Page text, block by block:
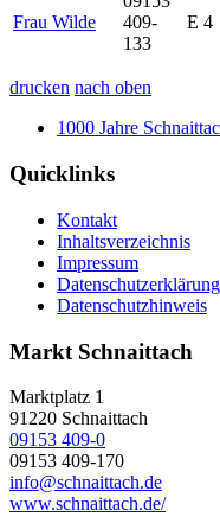
Frau Wilde
409-
133
E 4
drucken nach oben
1000 Jahre
Quicklinks
Kontakt
Inhaltsverzeichnis
Impressum
Datenschutzerklärung
Datenschutzhinweis
Markt Schnaittach
Marktplatz 1
91220 Schnaittach
09153 409-0
09153 409-170
info@schnaittach.de
www.schnaittach.de/